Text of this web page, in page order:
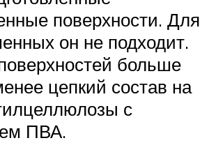
поверхности. Для
он не подходит.
больше
цепкий состав на
с
ПВА.